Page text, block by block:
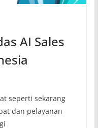
AI Sales
seperti sekarang
dan pelayanan